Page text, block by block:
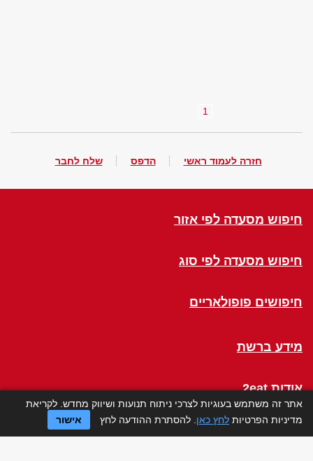
1
חזרה לעמוד ראשי הדפס שלח לחבר
חיפוש מסעדה לפי אזור
חיפוש מסעדה לפי סוג
חיפושים פופולאריים
מידע ברשת
אודות 2eat
Click a Table
אתר זה משתמש בעוגיות לצרכי ניתוח תנועות ושיווק מחדש. לקריאת
מדיניות הפרטיות לחץ כאן . להסתרת ההודעה לחץ אישור